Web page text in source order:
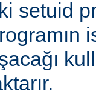
setuid